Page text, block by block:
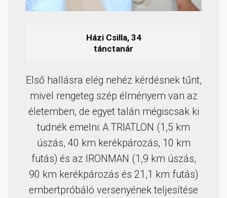
Házi Csilla, 34
tánctanár
Első hallásra elég nehéz kérdésnek tűnt,
mivel rengeteg szép élményem van az
életemben, de egyet talán mégiscsak ki
tudnék emelni: A TRIATLON (1,5 km
úszás, 40 km kerékpározás, 10 km
futás) és az IRONMAN (1,9 km úszás,
90 km kerékpározás és 21,1 km futás)
embertpróbáló versenyének teljesítése